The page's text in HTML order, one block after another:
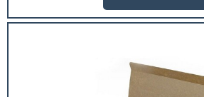
material. Com as solapas,
para a empresa, as vendas podem
solapas são extremamente